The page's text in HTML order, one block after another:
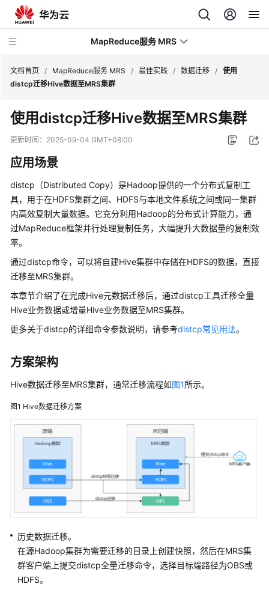
MapReduce服务 MRS
新
动
务
公
告
品
绍
计
费
说
速
入
户
指
南
组
操
作
指
南
文档首页 / MapReduce服务 MRS / 最佳实践 / 数据迁移 / 使用
distcp迁移Hive数据至MRS集群
使用distcp迁移Hive数据至MRS集群
更新时间： 2025-09-04 GMT+08:00
应用场景
distcp（Distributed Copy）是Hadoop提供的一个分布式复制工
具，用于在HDFS集群之间、HDFS与本地文件系统之间或同一集群
内高效复制大量数据。它充分利用Hadoop的分布式计算能力，通
过MapReduce框架并行处理复制任务，大幅提升大数据量的复制效
率。
通过distcp命令，可以将自建Hive集群中存储在HDFS的数据，直接
迁移至MRS集群。
本章节介绍了在完成Hive元数据迁移后，通过distcp工具迁移全量
Hive业务数据或增量Hive业务数据至MRS集群。
更多关于distcp的详细命令参数说明，请参考distcp常见用法。
方案架构
Hive数据迁移至MRS集群，通常迁移流程如图1所示。
图1 Hive数据迁移方案
历史数据迁移。
在源Hadoop集群为需要迁移的目录上创建快照，然后在MRS集
群客户端上提交distcp全量迁移命令，选择目标端路径为OBS或
HDFS。